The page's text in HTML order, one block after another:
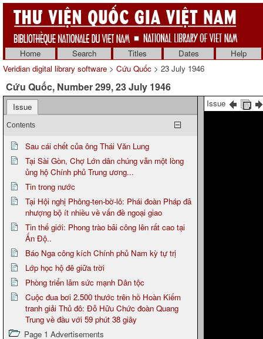
Home Search Titles Dates
Help
Veridian digital library software > Cứu Quốc > 23 July 1946
Cứu Quốc, Number 299, 23 July 1946
Issue
Contents
Sau cái chết của ông Thái Văn Lung
Tại Sài Gòn, Chợ Lớn dân chúng vẫn một lòng
ủng hộ Chính phủ Trung ương...
Tin trong nước
Tại Hội nghị Phông-ten-bờ-lô: Phái đoàn Pháp đã
nhượng bộ ít nhiều về vấn đề ngoại giao
Tin thế giới: Phong trào bãi công lên rất cao tại
Ấn Độ..
Báo Nga công kích Chính phủ Nam kỳ tự trị
Lớp học hộ đê giữa trời
Phòng triển lãm sức mạnh Dân tộc
Cuộc đua bơi 2.500 thước trên hồ Hoàn Kiếm
tranh giải Thủ đô: Đỗ Hữu Chức đoàn Quang
Trung về đầu với 59 phút 38 giây
Page 1 Advertisements
Issue